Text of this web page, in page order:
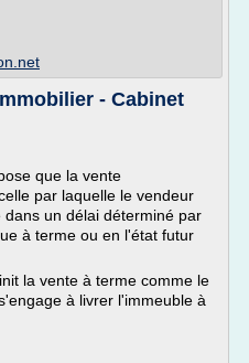
- Cabinet
que la vente
par laquelle le vendeur
un délai déterminé par
à terme ou en l'état futur
la vente à terme comme le
à livrer l'immeuble à